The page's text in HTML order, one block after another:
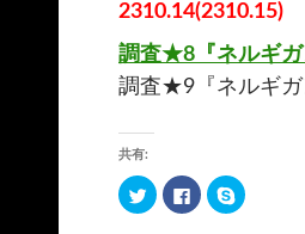
2310.14(2310.15)
調査★8『ネルギガ
調査★9『ネルギガ
共有:
ク
リ
F
a
ク
リ